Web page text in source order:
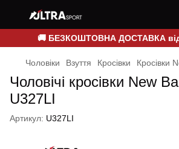
🚚 БЕЗКОШТОВНА ДОСТАВКА від
Чоловіки Взуття Кросівки Кросівки
Чоловічі кросівки New
U327LI
Артикул: U327LI